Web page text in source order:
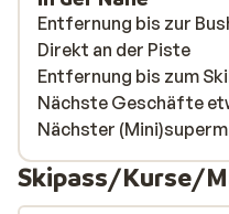
Entfernung bis zur
Direkt an der Piste
Entfernung bis zum
Nächste Geschäfte
Nächster
Skipass/Kurse/